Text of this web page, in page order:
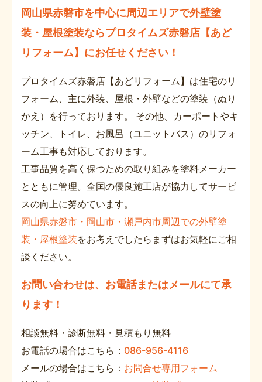
岡山県赤磐市を中心に周辺エリアで外壁塗
装・屋根塗装ならプロタイムズ赤磐店【あど
リフォーム】にお任せください！
プロタイムズ赤磐店【あどリフォーム】は住宅のリ
フォーム、主に外装、屋根・外壁などの塗装（ぬり
かえ）を行っております。 その他、カーポートやキ
ッチン、トイレ、お風呂（ユニットバス）のリフォ
ーム工事も対応しております。
工事品質を高く保つための取り組みを塗料メーカー
とともに管理。全国の優良施工店が協力してサービ
スの向上に努めています。
岡山県赤磐市・岡山市・瀬戸内市周辺での外壁塗
装・屋根塗装をお考えでしたらまずはお気軽にご相
談ください。
お問い合わせは、お電話またはメールにて承
ります！
相談無料・診断無料・見積もり無料
お電話の場合はこちら： 086-956-4116
メールの場合はこちら： お問合せ専用フォーム